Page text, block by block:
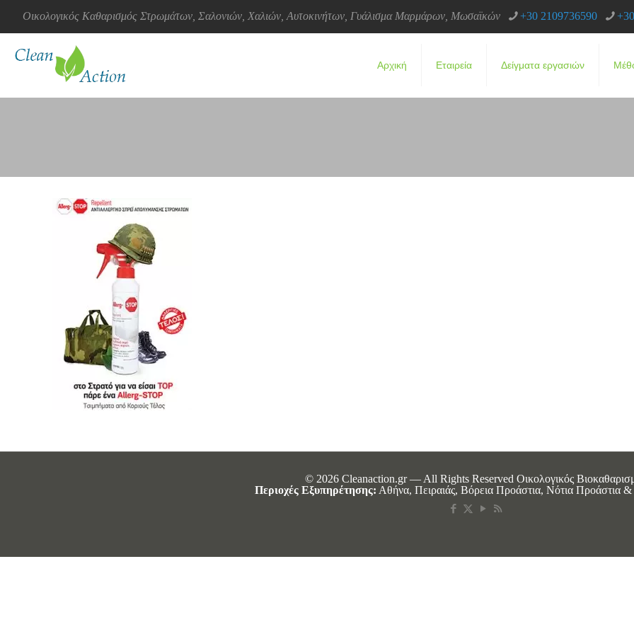
Οικολογικός Καθαρισμός Στρωμάτων, Σαλονιών, Χαλιών, Αυτοκινήτων, Γυάλισμα Μαρμάρων, Μωσαϊκών +30 2109736590
Αρχική Εταιρεία Δείγματα εργασιών
© 2026 Cleanaction.gr — All Rights Reserved Οικολογικός
Περιοχές Εξυπηρέτησης: Αθήνα, Πειραιάς, Βόρεια Προάστια, Νότια Προάστια &